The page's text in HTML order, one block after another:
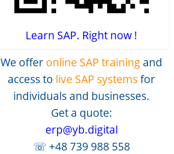
Learn SAP. Right now !
We offer online SAP training and
access to live SAP systems for
individuals and businesses.
Get a quote:
erp@yb.digital
☏ +48 739 988 558